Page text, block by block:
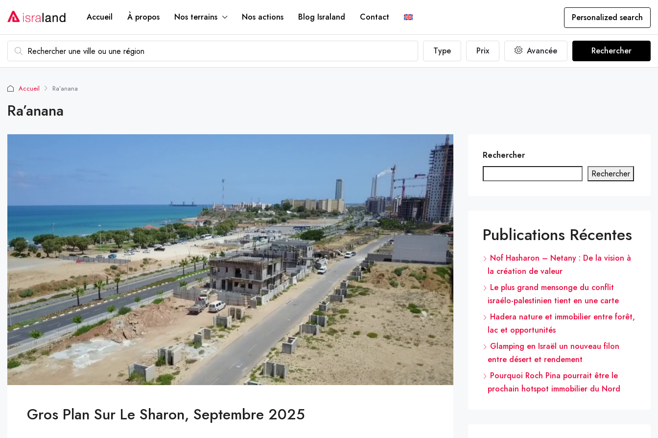
Accueil À propos Nos terrains Nos actions Blog Israland Contact Personalized search
Type Prix Avancée Rechercher
Accueil Ra’anana
Ra’anana
Gros Plan Sur Le Sharon, Septembre 2025
Rechercher
Rechercher
Publications Récentes
Nof Hasharon – Netany : De la vision à
la création de valeur
Le plus grand mensonge du conflit
israélo-palestinien tient en une carte
Hadera nature et immobilier entre forêt,
lac et opportunités
Glamping en Israël un nouveau filon
entre désert et rendement
Pourquoi Roch Pina pourrait être le
prochain hotspot immobilier du Nord